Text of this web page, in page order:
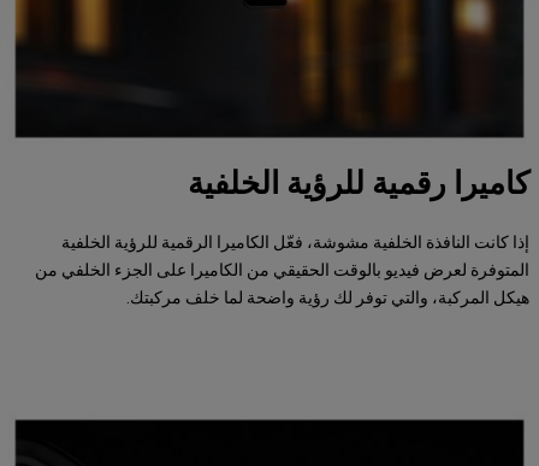
كاميرا رقمية للرؤية الخلفية
إذا كانت النافذة الخلفية مشوشة، فعّل الكاميرا الرقمية للرؤية الخلفية
المتوفرة لعرض فيديو بالوقت الحقيقي من الكاميرا على الجزء الخلفي من
هيكل المركبة، والتي توفر لك رؤية واضحة لما خلف مركبتك.